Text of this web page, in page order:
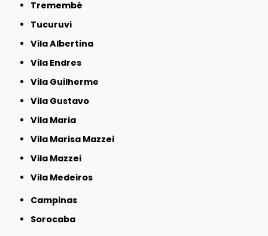
Tremembé
Tucuruvi
Vila Albertina
Vila Endres
Vila Guilherme
Vila Gustavo
Vila Maria
Vila Marisa Mazzei
Vila Mazzei
Vila Medeiros
Campinas
Sorocaba